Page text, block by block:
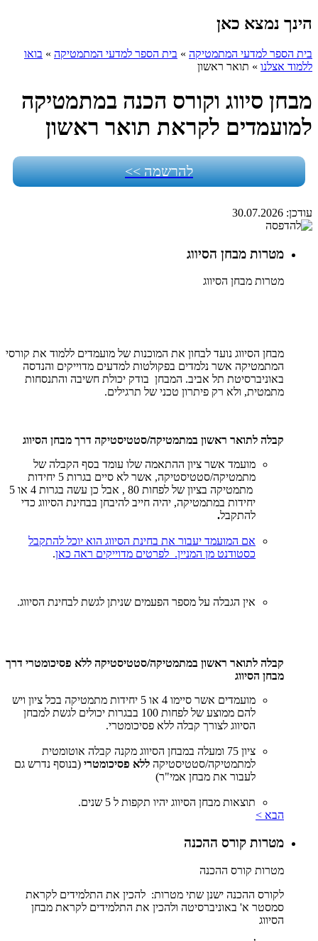
הינך נמצא כאן
בית הספר למדעי המתמטיקה » בית הספר למדעי המתמטיקה » בואו
ללמוד אצלנו » תואר ראשון
מבחן סיווג וקורס הכנה במתמטיקה
למועמדים לקראת תואר ראשון
להרשמה >>
עודכן: 30.07.2026
מטרות מבחן הסיווג
מטרות מבחן הסיווג
מבחן הסיווג נועד לבחון את המוכנות של מועמדים ללמוד את קורסי
המתמטיקה אשר נלמדים בפקולטות למדעים מדוייקים והנדסה
באוניברסיטת תל אביב. המבחן בודק יכולת חשיבה והתנסחות
מתמטית, ולא רק פיתרון טכני של תרגילים.
קבלה לתואר ראשון במתמטיקה/סטטיסטיקה דרך מבחן הסיווג
מועמד אשר ציון ההתאמה שלו עומד בסף הקבלה של
מתמטיקה/סטטיסטיקה, אשר לא סיים בגרות 5 יחידות
מתמטיקה בציון של לפחות 80 , אבל כן עשה בגרות 4 או 5
יחידות במתמטיקה, יהיה חייב להיבחן בבחינת הסיווג כדי
להתקבל.
אם המועמד יעבור את בחינת הסיווג הוא יוכל להתקבל
כסטודנט מן המניין. לפרטים מדוייקים ראה כאן.
אין הגבלה על מספר הפעמים שניתן לגשת לבחינת הסיווג.
קבלה לתואר ראשון במתמטיקה/סטטיסטיקה ללא פסיכומטרי דרך
מבחן הסיווג
מועמדים אשר סיימו 4 או 5 יחידות מתמטיקה בכל ציון ויש
להם ממוצע של לפחות 100 בבגרות יכולים לגשת למבחן
הסיווג לצורך קבלה ללא פסיכומטרי.
ציון 75 ומעלה במבחן הסיווג מקנה קבלה אוטומטית
למתמטיקה/סטטיסטיקה ללא פסיכומטרי (בנוסף נדרש גם
לעבור את מבחן אמי"ר)
תוצאות מבחן הסיווג יהיו תקפות ל 5 שנים.
הבא >
מטרות קורס ההכנה
מטרות קורס ההכנה
לקורס ההכנה ישנן שתי מטרות: להכין את התלמידים לקראת
סמסטר א' באוניברסיטה ולהכין את התלמידים לקראת מבחן
הסיווג